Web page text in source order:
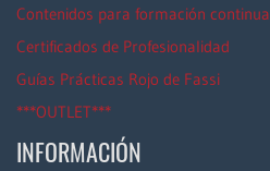
Contenidos para formación continua
Certificados de Profesionalidad
Guías Prácticas Rojo de Fassi
***OUTLET***
INFORMACIÓN